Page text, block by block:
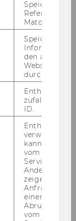
bei die­ser
Sie, dass
Grund der
wie folgt ge­
3 Wo­chen
30% der Teil­
2 Wo­chen
fal­len 50% der
Speicherung
Referrers
Matomo.
Speicherung
den aktuellen
durch
Enthält eine
ID.
Enthält ein
verwendet
kann, um
vom AMP-
Service
Andere
zeigen Opt-
Anfrage im
einen Fehler
Abrufen
vom AMP